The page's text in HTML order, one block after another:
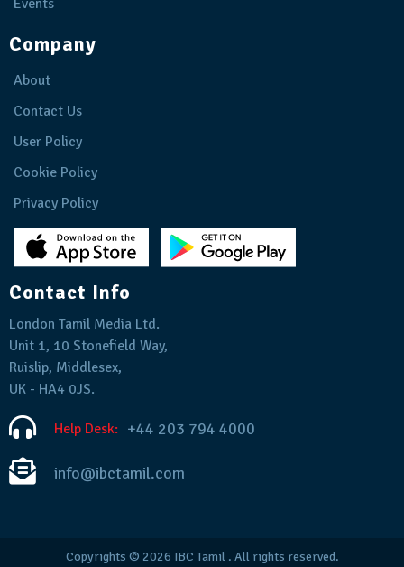
Events
Company
About
Contact Us
User Policy
Cookie Policy
Privacy Policy
Contact Info
London Tamil Media Ltd.
Unit 1, 10 Stonefield Way,
Ruislip, Middlesex,
UK - HA4 0JS.
Help Desk: +44 203 794 4000
info@ibctamil.com
Copyrights © 2026 IBC Tamil. All rights reserved.